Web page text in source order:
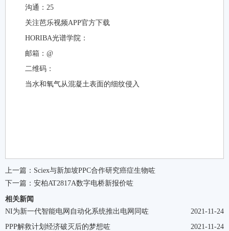
沟通：25
关注芭乐视频APP官方下载
HORIBA光谱学院：
邮箱：@
二维码：
当水和氧气从混凝土表面的细纹侵入
上一篇： Sciex与新加坡PPC合作研究癌症生物咗
下一篇： 安柏AT2817A数字电桥新报价咗
相关新闻
2021-11-24
NI为新一代智能电网自动化系统推出电网同咗
2021-11-24
PPP解救计划经济破灭后的梦想咗